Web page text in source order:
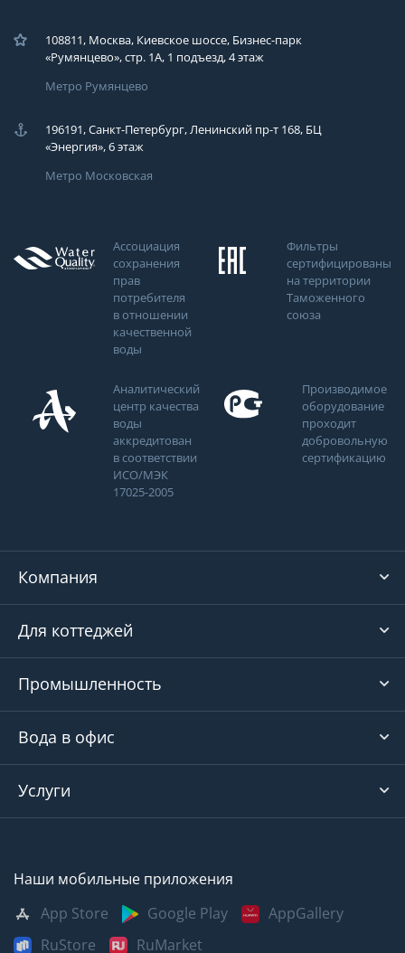
108811, Москва, Киевское шоссе, Бизнес-парк
«Румянцево», стр. 1А, 1 подъезд, 4 этаж
Метро Румянцево
196191, Санкт-Петербург, Ленинский пр-т 168, БЦ
«Энергия», 6 этаж
Метро Московская
Ассоциация
сохранения
прав
потребителя
в отношении
качественной
воды
Фильтры
сертифицированы
на территории
Таможенного
союза
Аналитический
центр качества
воды
аккредитован
в соответствии
ИСО/МЭК
17025-2005
Производимое
оборудование
проходит
добровольную
сертификацию
Компания
Для коттеджей
Промышленность
Вода в офис
Услуги
Наши мобильные приложения
App Store
Google Play
AppGallery
RuStore
RuMarket